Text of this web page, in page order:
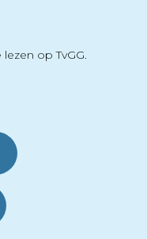
op TvGG.